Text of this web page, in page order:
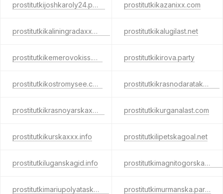
prostitutkijoshkaroly24.party prostitutkikazanixx.com
prostitutkikaliningradaxxx.info prostitutkikalugilast.net
prostitutkikemerovokiss.net prostitutkikirova.party
prostitutkikostromysee.com prostitutkikrasnodaratake.net
prostitutkikrasnoyarskax.net prostitutkikurganalast.com
prostitutkikurskaxxx.info prostitutkilipetskagoal.net
prostitutkiluganskagid.info prostitutkimagnitogorska.party
prostitutkimariupolyatask.com prostitutkimurmanska.party